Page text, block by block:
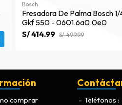
Bosch
Fresadora De Palma Bosch
Gkf 550 - 0601.6a0.0e0
S/ 414.99 S/ 499.99
comprar
Teléfonos